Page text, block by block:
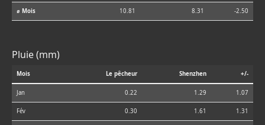
⌀ Mois 10.81 8.31 -2.50
Pluie (mm)
Mois Le pêcheur Shenzhen +/-
Jan 0.22 1.29 1.07
Fév 0.30 1.61 1.31